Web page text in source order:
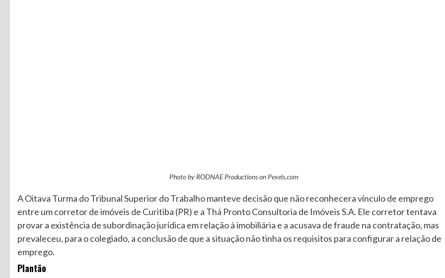
Photo by RODNAE Productions on Pexels.com
A Oitava Turma do Tribunal Superior do Trabalho manteve decisão que não reconhecera vínculo de emprego
entre um corretor de imóveis de Curitiba (PR) e a Thá Pronto Consultoria de Imóveis S.A. Ele corretor tentava
provar a existência de subordinação jurídica em relação à imobiliária e a acusava de fraude na contratação, mas
prevaleceu, para o colegiado, a conclusão de que a situação não tinha os requisitos para configurar a relação de
emprego.
Plantão